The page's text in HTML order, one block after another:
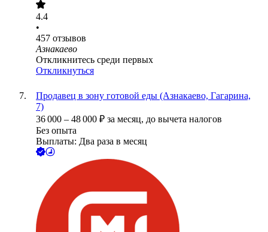
4.4
•
457 отзывов
Азнакаево
Откликнитесь среди первых
Откликнуться
Продавец в зону готовой еды (Азнакаево, Гагарина,
7)
36 000 – 48 000 ₽ за месяц, до вычета налогов
Без опыта
Выплаты: Два раза в месяц